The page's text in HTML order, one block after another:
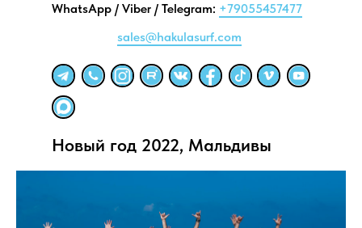
sales@hakulasurf.com
WhatsApp / Viber / Telegram: +79055457477
Новый год 2022, Мальдивы